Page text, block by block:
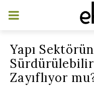
Yapı
Zayıflıyor